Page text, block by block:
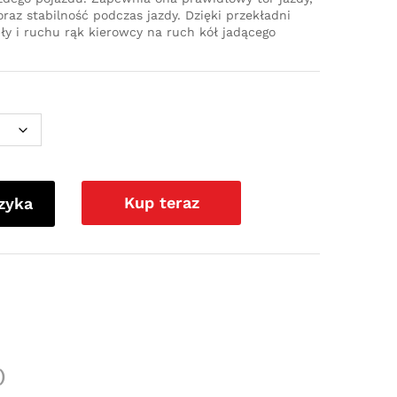
stabilność podczas jazdy. Dzięki przekładni
i ruchu rąk kierowcy na ruch kół jadącego
Kup teraz